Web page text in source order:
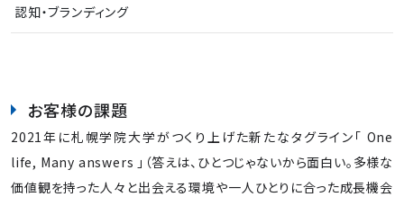
認知・ブランディング
お客様の課題
2021年に札幌学院大学がつくり上げた新たなタグライン「 One
life, Many answers 」（答えは、ひとつじゃないから面白い。多様な
価値観を持った人々と出会える環境や一人ひとりに合った成長機会